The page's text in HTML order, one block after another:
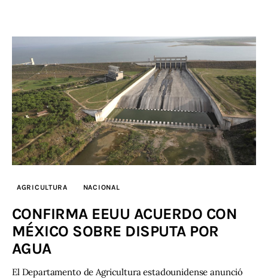
AGRICULTURA NACIONAL
CONFIRMA EEUU ACUERDO CON
MÉXICO SOBRE DISPUTA POR
AGUA
El Departamento de Agricultura estadounidense anunció